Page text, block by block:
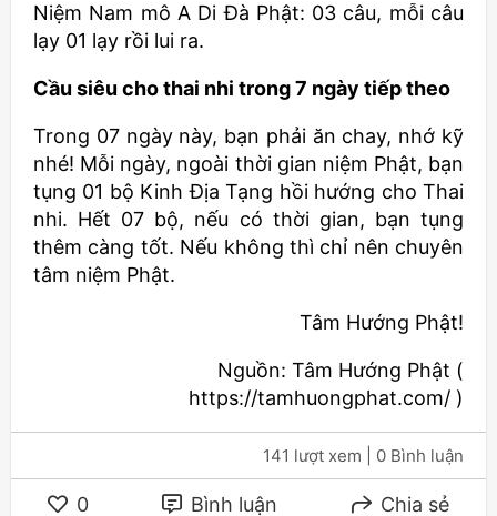
Niệm Nam mô A Di Đà Phật: 03 câu, mỗi câu
lạy 01 lạy rồi lui ra.
Cầu siêu cho thai nhi trong 7 ngày tiếp theo
Trong 07 ngày này, bạn phải ăn chay, nhớ kỹ
nhé! Mỗi ngày, ngoài thời gian niệm Phật, bạn
tụng 01 bộ Kinh Địa Tạng hồi hướng cho Thai
nhi. Hết 07 bộ, nếu có thời gian, bạn tụng
thêm càng tốt. Nếu không thì chỉ nên chuyên
tâm niệm Phật.
Tâm Hướng Phật!
Nguồn: Tâm Hướng Phật (
https://tamhuongphat.com/ )
141 lượt xem | 0 Bình luận
0 Bình luận Chia sẻ